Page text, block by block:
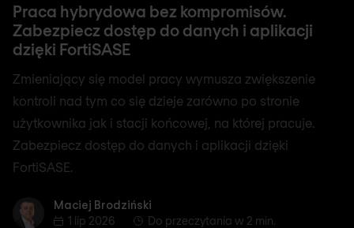
Praca hybrydowa bez kompromisów.
Zabezpiecz dostęp do danych i aplikacji
dzięki FortiSASE
Zmieniający się model pracy wymusza zwiększenie
kontroli nad tym co się dzieje zarówno po stronie
użytkownika jak i stacji końcowej, na której pracuje.
Zabezpiecz dostęp do danych i aplikacji dzięki
FortiSASE.
Maciej Brodziński
Maciej Brodziński
1 lip 2026
Do przeczytania w 2 min.